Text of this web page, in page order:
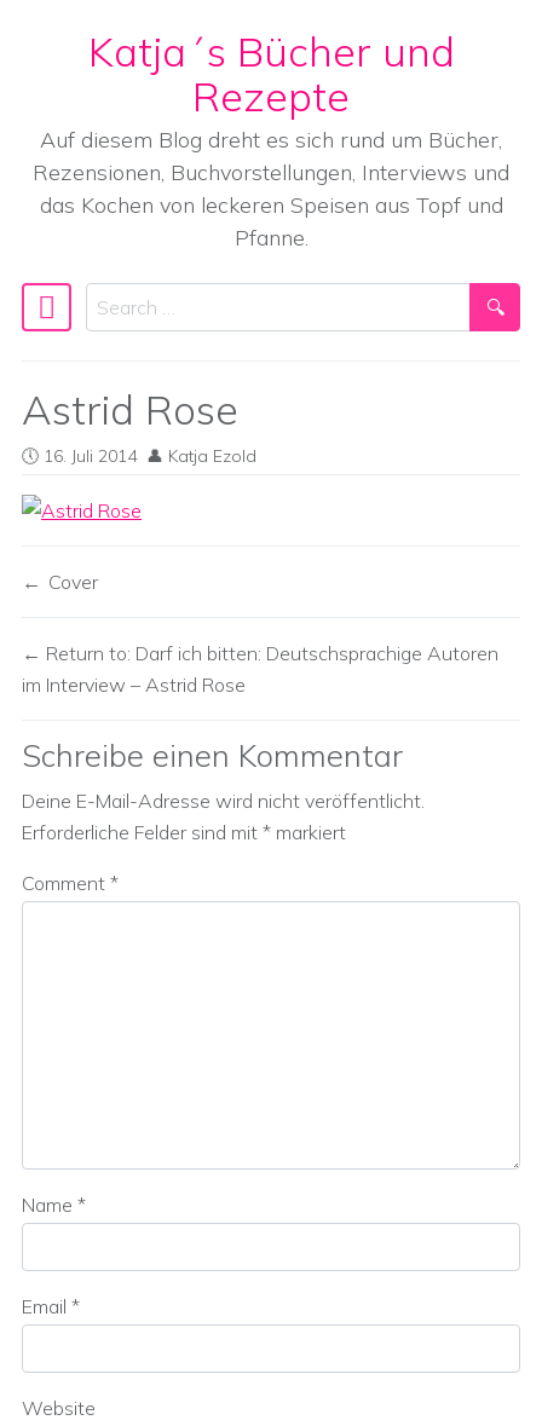
Skip to content
Katja´s Bücher und
Rezepte
Auf diesem Blog dreht es sich rund um Bücher,
Rezensionen, Buchvorstellungen, Interviews und
das Kochen von leckeren Speisen aus Topf und
Pfanne.
Main Navigation
Search
Astrid Rose
16. Juli 2014 Katja Ezold
Cover
Return to: Darf ich bitten: Deutschsprachige Autoren
im Interview – Astrid Rose
Schreibe einen Kommentar
Deine E-Mail-Adresse wird nicht veröffentlicht.
Erforderliche Felder sind mit * markiert
Comment *
Name *
Email *
Website